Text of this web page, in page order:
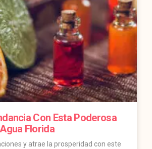
Con Esta Poderosa
Florida
y atrae la prosperidad con este